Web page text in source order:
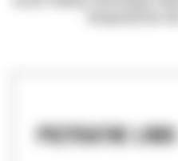
PRZYDATNE LINKI